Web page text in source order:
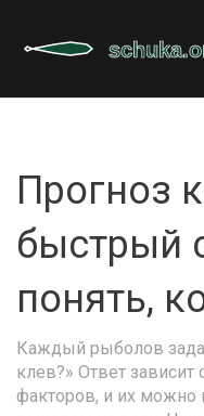
Прогноз
быстрый
понять,
Каждый рыболов
клев?» Ответ зависит
факторов, и их можно